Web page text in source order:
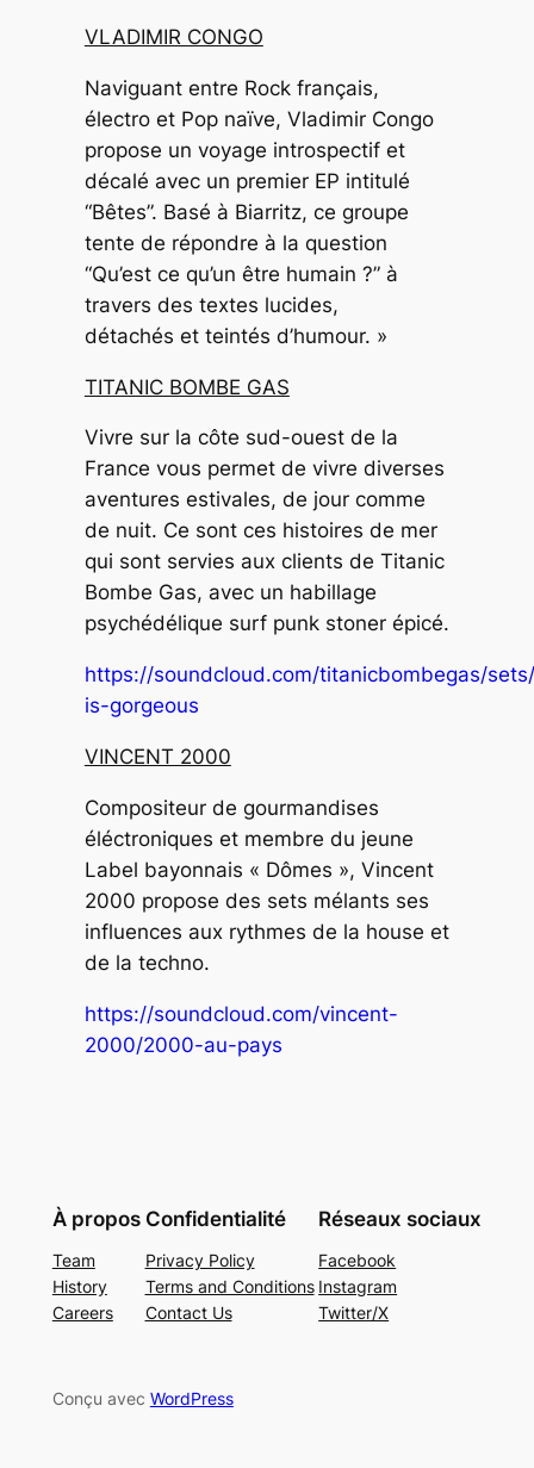
VLADIMIR CONGO
Naviguant entre Rock français,
électro et Pop naïve, Vladimir Congo
propose un voyage introspectif et
décalé avec un premier EP intitulé
“Bêtes”. Basé à Biarritz, ce groupe
tente de répondre à la question
“Qu’est ce qu’un être humain ?” à
travers des textes lucides,
détachés et teintés d’humour. »
TITANIC BOMBE GAS
Vivre sur la côte sud-ouest de la
France vous permet de vivre diverses
aventures estivales, de jour comme
de nuit. Ce sont ces histoires de mer
qui sont servies aux clients de Titanic
Bombe Gas, avec un habillage
psychédélique surf punk stoner épicé.
https://soundcloud.com/titanicbombegas/
is-gorgeous
VINCENT 2000
Compositeur de gourmandises
éléctroniques et membre du jeune
Label bayonnais « Dômes », Vincent
2000 propose des sets mélants ses
influences aux rythmes de la house et
de la techno.
https://soundcloud.com/vincent-
2000/2000-au-pays
À propos
Team
History
Careers
Confidentialité
Privacy Policy
Terms and Conditions
Contact Us
Réseaux sociaux
Facebook
Instagram
Twitter/X
Conçu avec WordPress